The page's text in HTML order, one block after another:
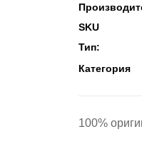
SKU
Тип:
Категория
100%